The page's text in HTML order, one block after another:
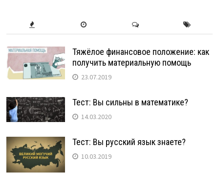
Тяжёлое финансовое положение: как
получить материальную помощь
23.07.2019
Тест: Вы сильны в математике?
14.03.2020
Тест: Вы русский язык знаете?
10.03.2019